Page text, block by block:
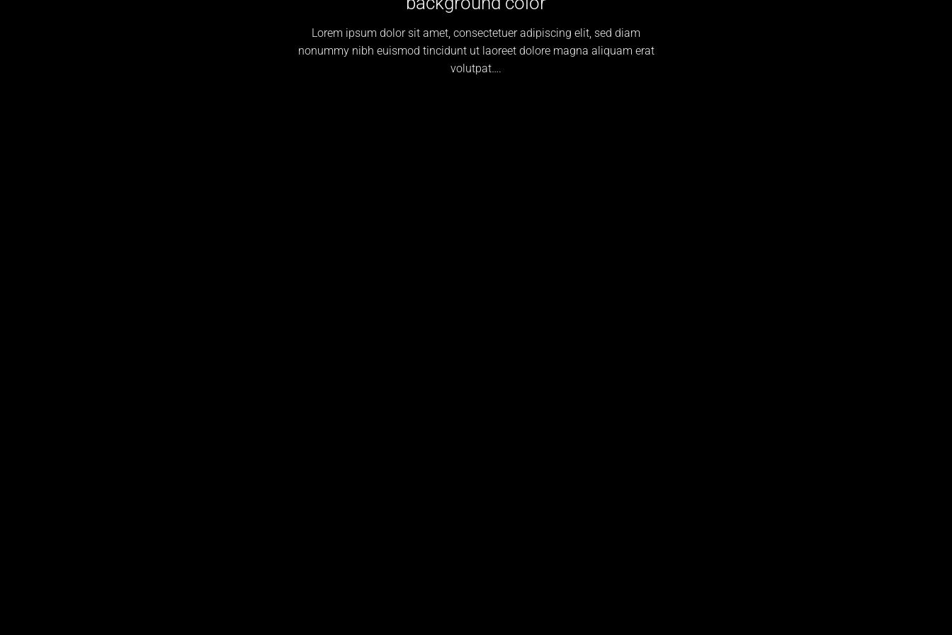
Lorem ipsum dolor sit amet, consectetuer adipiscing elit, sed diam
nonummy nibh euismod tincidunt ut laoreet dolore magna aliquam erat
volutpat….